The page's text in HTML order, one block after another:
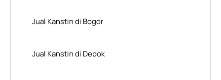
Jual Kanstin di Bogor
Jual Kanstin di Depok